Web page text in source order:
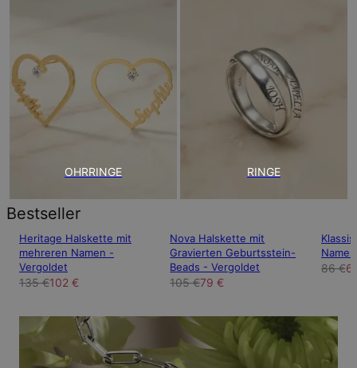
OHRRINGE RINGE
Bestseller
Heritage Halskette mit
mehreren Namen -
Vergoldet
135 €102 €
Nova Halskette mit
Gravierten Geburtsstein-
Beads - Vergoldet
105 €79 €
86 €